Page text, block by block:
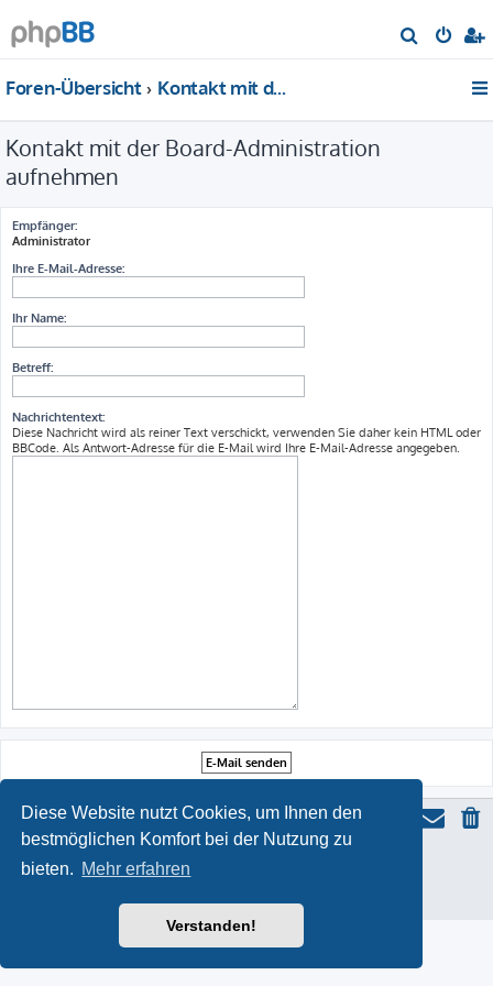
Diese Website nutzt Cookies, um Ihnen den
bestmöglichen Komfort bei der Nutzung zu
bieten. Mehr erfahren
Verstanden!
u
Foren-Übersicht Kontakt mit der Board-Administration aufnehmen
Kontakt mit der Board-Administration
aufnehmen
Empfänger:
Administrator
Ihre E-Mail-Adresse:
Ihr Name:
Betreff:
Nachrichtentext:
Diese Nachricht wird als reiner Text verschickt, verwenden Sie daher kein HTML oder
BBCode. Als Antwort-Adresse für die E-Mail wird Ihre E-Mail-Adresse angegeben.
Powered byphpBB
Datenschutz|Nutzungsbedingungen